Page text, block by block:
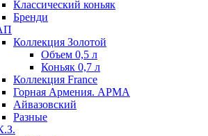
Классический коньяк
Бренди
Коллекция Золотой
Объем 0,5 л
Коньяк 0,7 л
Коллекция France
Горная Армения. АРМА
Айвазовский
Разные